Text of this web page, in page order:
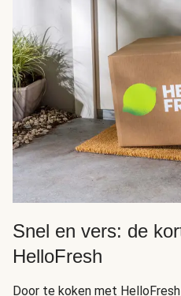
Snel en vers: de
HelloFresh
Door te koken met